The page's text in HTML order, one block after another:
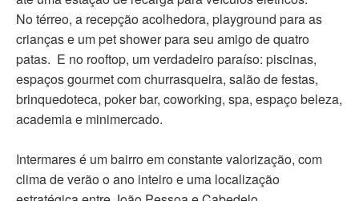
No térreo, a recepção acolhedora, playground para as
crianças e um pet shower para seu amigo de quatro
patas. ​ E no rooftop, um verdadeiro paraíso: piscinas,
espaços gourmet com churrasqueira, salão de festas,
brinquedoteca, poker bar, coworking, spa, espaço beleza,
academia e minimercado. ​
Intermares é um bairro em constante valorização, com
clima de verão o ano inteiro e uma localização